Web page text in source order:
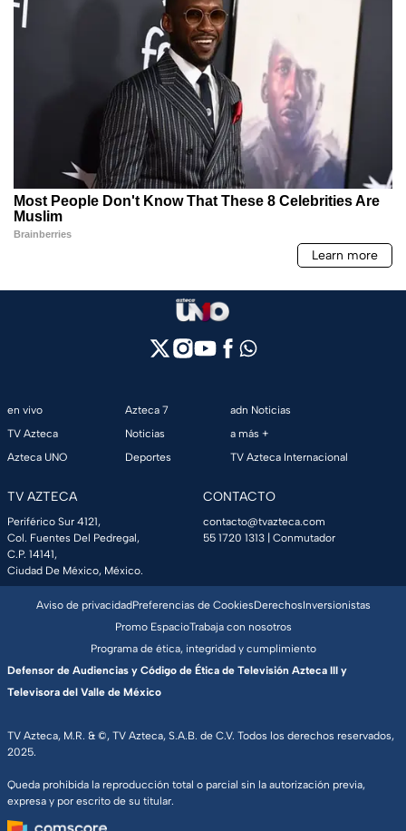
en vivo
TV Azteca
Azteca UNO
Azteca 7
Noticias
Deportes
adn Noticias
a más +
TV Azteca Internacional
TV AZTECA
Periférico Sur 4121,
Col. Fuentes Del Pedregal,
C.P. 14141,
Ciudad De México, México.
CONTACTO
contacto@tvazteca.com
55 1720 1313 | Conmutador
TV Azteca, M.R. & ©, TV Azteca, S.A.B. de C.V. Todos los derechos reservados,
2025.
Queda prohibida la reproducción total o parcial sin la autorización previa,
expresa y por escrito de su titular.
Aviso de privacidadPreferencias de CookiesDerechosInversionistas
Promo EspacioTrabaja con nosotros
Programa de ética, integridad y cumplimiento
Defensor de Audiencias y Código de Ética de Televisión Azteca III y
Televisora del Valle de México